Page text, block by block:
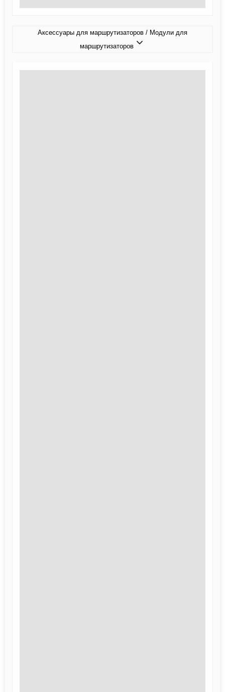
Аксессуары для маршрутизаторов / Модули для
маршрутизаторов